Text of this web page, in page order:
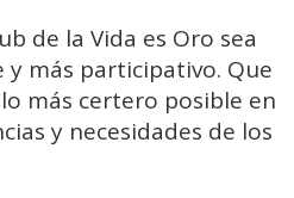
de la Vida es Oro sea
y más participativo. Que
más certero posible en
y necesidades de los